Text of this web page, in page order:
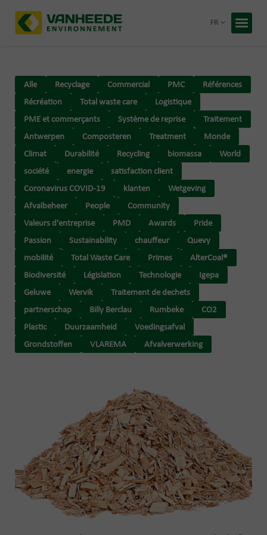
Notre
À propos
Retour
FR
Alle Recyclage Commercial PMC
Références
Récréation
Total waste care
Logistique
PME et commerçants
Système de reprise
Traitement
Antwerpen
Composteren Treatment
Monde
Climat
Durabilité Recycling biomassa
World
société
energie
satisfaction client
Coronavirus COVID-19
klanten
Wetgeving
Afvalbeheer
People
Community
Valeurs d'entreprise
PMD Awards
Pride
Passion
Sustainability chauffeur
Quevy
mobilité
Total Waste Care Primes
AlterCoal®
Biodiversité
Législation Technologie
Igepa
Geluwe
Wervik
Traitement de dechets
partnerschap
Billy Berclau Rumbeke
CO2
Plastic
Duurzaamheid
Voedingsafval
Grondstoffen
VLAREMA Afvalverwerking